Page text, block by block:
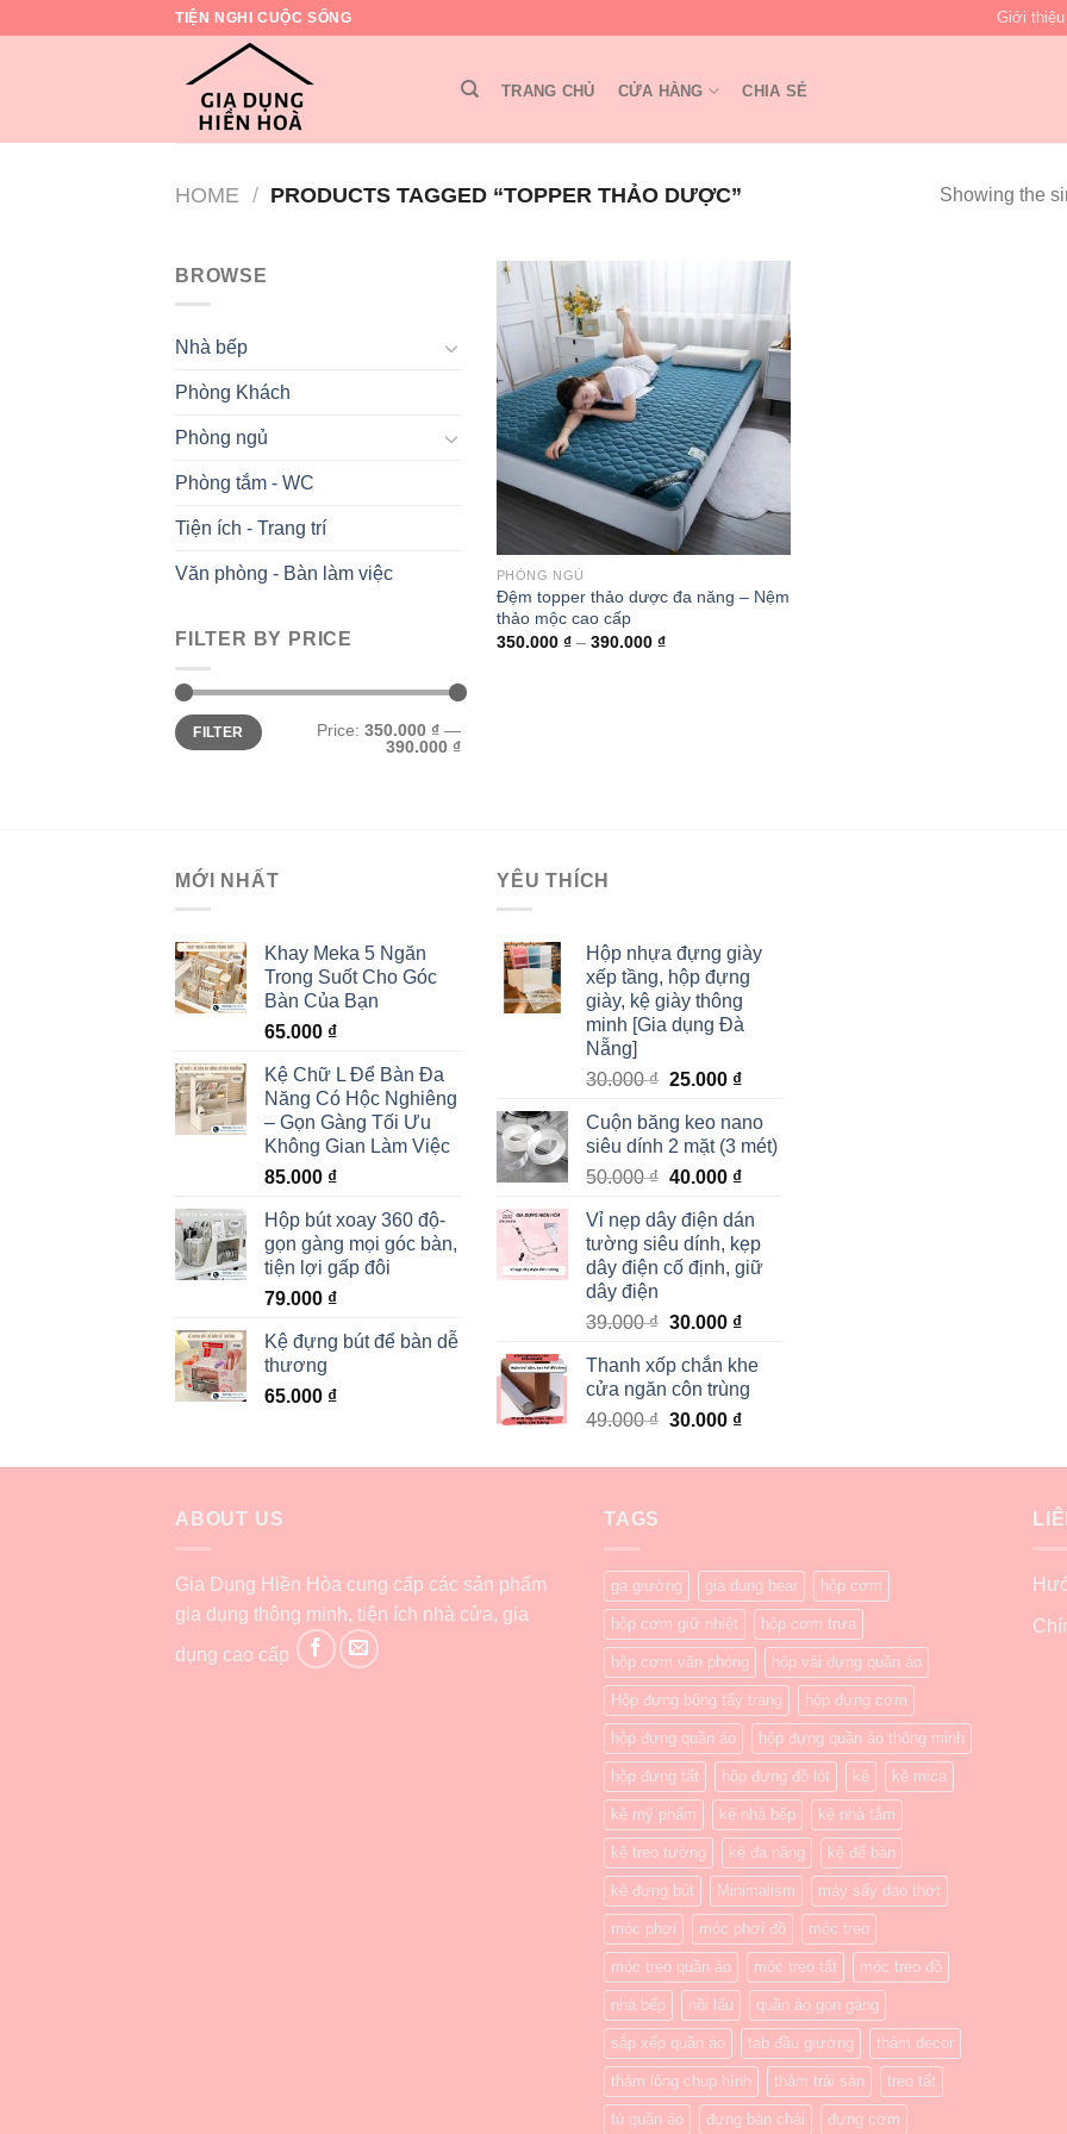
TIỆN NGHI CUỘC SỐNG Giới thiệu
TRANG CHỦ CỬA HÀNG CHIA SẺ
HOME / PRODUCTS TAGGED “TOPPER THẢO DƯỢC” Showing the
BROWSE
Nhà bếp
Phòng Khách
Phòng ngủ
Phòng tắm - WC
Tiện ích - Trang trí
Văn phòng - Bàn làm việc
FILTER BY PRICE
Min
price
Max
priceFILTER Price: 350.000 ₫ —
390.000 ₫
Add to
wishlist
PHÒNG NGỦ
Đệm topper thảo dược đa năng – Nệm
thảo mộc cao cấp
350.000 ₫– 390.000 ₫
MỚI NHẤT
Khay Meka 5 Ngăn
Trong Suốt Cho Góc
Bàn Của Bạn
65.000 ₫
Kệ Chữ L Để Bàn Đa
Năng Có Hộc Nghiêng
– Gọn Gàng Tối Ưu
Không Gian Làm Việc
85.000 ₫
Hộp bút xoay 360 độ-
gọn gàng mọi góc bàn,
tiện lợi gấp đôi
79.000 ₫
Kệ đựng bút để bàn dễ
thương
65.000 ₫
YÊU THÍCH
Hộp nhựa đựng giày
xếp tầng, hộp đựng
giày, kệ giày thông
minh [Gia dụng Đà
Nẵng]
30.000₫ 25.000 ₫
Cuộn băng keo nano
siêu dính 2 mặt (3 mét)
50.000₫ 40.000 ₫
Vỉ nẹp dây điện dán
tường siêu dính, kẹp
dây điện cố định, giữ
dây điện
39.000₫ 30.000 ₫
Thanh xốp chắn khe
cửa ngăn côn trùng
49.000₫ 30.000 ₫
ABOUT US
Gia Dụng Hiền Hòa cung cấp các sản phẩm
gia dụng thông minh, tiện ích nhà cửa, gia
dụng cao cấp
TAGS
ga giường gia dụng bear hộp cơm
hộp cơm giữ nhiệt hộp cơm trưa
hộp cơm văn phòng hộp vải đựng quần áo
Hộp đựng bông tẩy trang hộp đựng cơm
hộp đựng quần áo hộp đựng quần áo thông minh
hộp đựng tất hộp đựng đồ lót kệ kệ mica
kệ mỹ phẩm kệ nhà bếp kệ nhà tắm
kệ treo tường kệ đa năng kệ để bàn
kệ đựng bút Minimalism máy sấy dao thớt
móc phơi móc phơi đồ móc treo
móc treo quần áo móc treo tất móc treo đồ
nhà bếp nồi lẩu quần áo gọn gàng
sắp xếp quần áo tab đầu giường thảm decor
thảm lông chụp hình thảm trải sàn treo tất
tủ quần áo đựng bàn chải đựng cơm